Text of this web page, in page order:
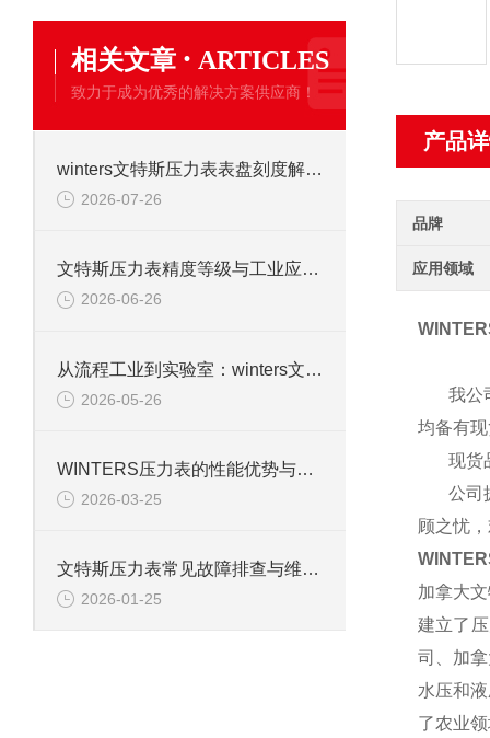
产品
品牌
应用领域
我公司
均备有
现货品
公司拥
顾之忧
加拿大
建立了
司、加
水压和
了农业
相关文章 · ARTICLES
致力于成为优秀的解决方案供应商！
winters文特斯压力表表盘刻度解读及现场安装注意事项
2026-07-26
文特斯压力表精度等级与工业应用场景解析
2026-06-26
从流程工业到实验室：winters文特斯压力表的多元应用场景
2026-05-26
WINTERS压力表的性能优势与行业适配性解析
2026-03-25
文特斯压力表常见故障排查与维护技巧
2026-01-25